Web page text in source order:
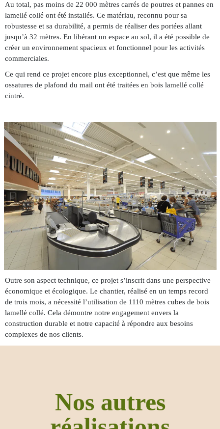
Au total, pas moins de 22 000 mètres carrés de poutres et pannes en
lamellé collé ont été installés. Ce matériau, reconnu pour sa
robustesse et sa durabilité, a permis de réaliser des portées allant
jusqu’à 32 mètres. En libérant un espace au sol, il a été possible de
créer un environnement spacieux et fonctionnel pour les activités
commerciales.
Ce qui rend ce projet encore plus exceptionnel, c’est que même les
ossatures de plafond du mail ont été traitées en bois lamellé collé
cintré.
Outre son aspect technique, ce projet s’inscrit dans une perspective
économique et écologique. Le chantier, réalisé en un temps record
de trois mois, a nécessité l’utilisation de 1110 mètres cubes de bois
lamellé collé. Cela démontre notre engagement envers la
construction durable et notre capacité à répondre aux besoins
complexes de nos clients.
Nos autres